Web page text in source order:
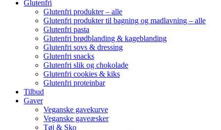
Glutenfri
Glutenfri produkter – alle
Glutenfri produkter til bagning og madlavning – alle
Glutenfri pasta
Glutenfri brødblanding & kageblanding
Glutenfri sovs & dressing
Glutenfri snacks
Glutenfri slik og chokolade
Glutenfri cookies & kiks
Glutenfri proteinbar
Tilbud
Gaver
Veganske gavekurve
Veganske gaveæsker
Tøj & Sko